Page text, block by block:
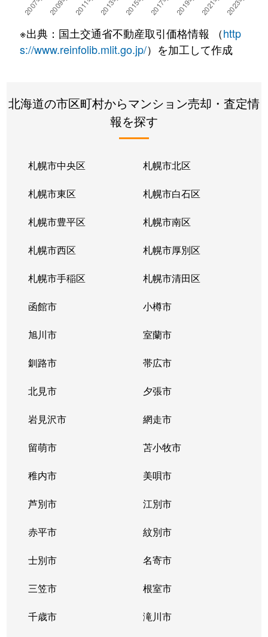
湯川町 780万円 湯の川温泉
徒歩4
湯浜町
450万円 函館アリーナ前
徒歩15
若松町
630万円 函館駅前 徒歩6
※出典：国土交通省不動産取引価格情報 （http
s://www.reinfolib.mlit.go.jp/）を加工して作成
北海道の市区町村からマンション売却・査定情
報を探す
札幌市中央区 札幌市北区
札幌市東区 札幌市白石区
札幌市豊平区 札幌市南区
札幌市西区 札幌市厚別区
札幌市手稲区 札幌市清田区
函館市 小樽市
旭川市 室蘭市
釧路市 帯広市
北見市 夕張市
岩見沢市 網走市
留萌市 苫小牧市
稚内市 美唄市
芦別市 江別市
赤平市 紋別市
士別市 名寄市
三笠市 根室市
千歳市 滝川市